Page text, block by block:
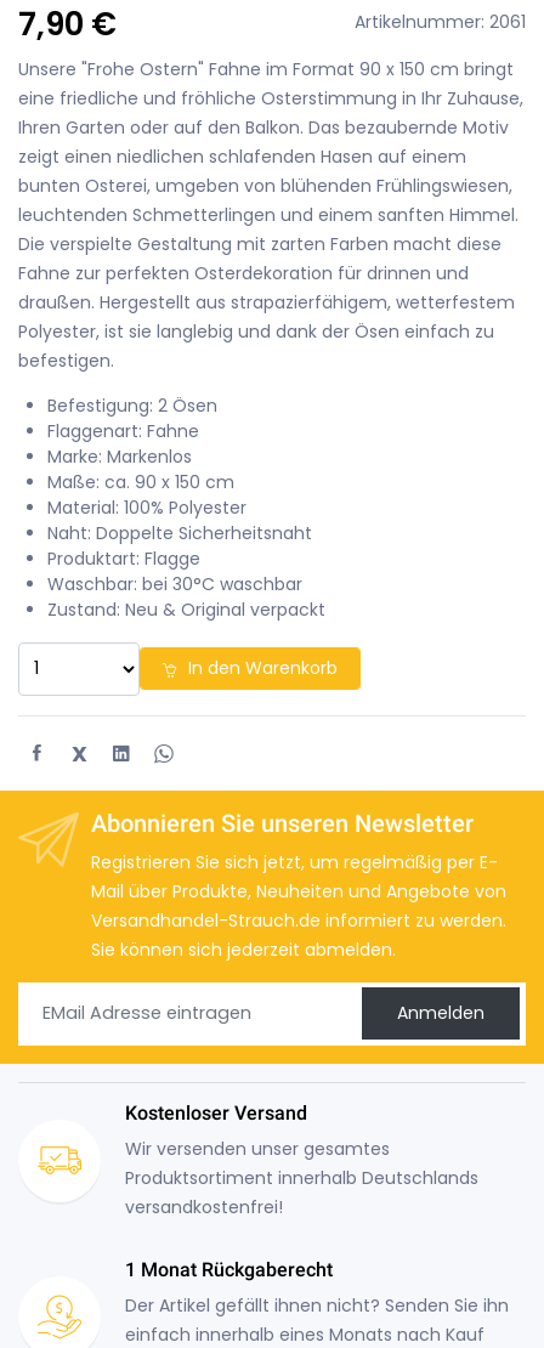
7,90 €
Artikelnummer: 2061
Unsere "Frohe Ostern" Fahne im Format 90 x 150 cm bringt
eine friedliche und fröhliche Osterstimmung in Ihr Zuhause,
Ihren Garten oder auf den Balkon. Das bezaubernde Motiv
zeigt einen niedlichen schlafenden Hasen auf einem
bunten Osterei, umgeben von blühenden Frühlingswiesen,
leuchtenden Schmetterlingen und einem sanften Himmel.
Die verspielte Gestaltung mit zarten Farben macht diese
Fahne zur perfekten Osterdekoration für drinnen und
draußen. Hergestellt aus strapazierfähigem, wetterfestem
Polyester, ist sie langlebig und dank der Ösen einfach zu
befestigen.
Befestigung: 2 Ösen
Flaggenart: Fahne
Marke: Markenlos
Maße: ca. 90 x 150 cm
Material: 100% Polyester
Naht: Doppelte Sicherheitsnaht
Produktart: Flagge
Waschbar: bei 30°C waschbar
Zustand: Neu & Original verpackt
In den Warenkorb
X
Abonnieren Sie unseren Newsletter
Registrieren Sie sich jetzt, um regelmäßig per E-
Mail über Produkte, Neuheiten und Angebote von
Versandhandel-Strauch.de informiert zu werden.
Sie können sich jederzeit abmelden.
Anmelden
Kostenloser Versand
Wir versenden unser gesamtes
Produktsortiment innerhalb Deutschlands
versandkostenfrei!
1 Monat Rückgaberecht
Der Artikel gefällt ihnen nicht? Senden Sie ihn
einfach innerhalb eines Monats nach Kauf